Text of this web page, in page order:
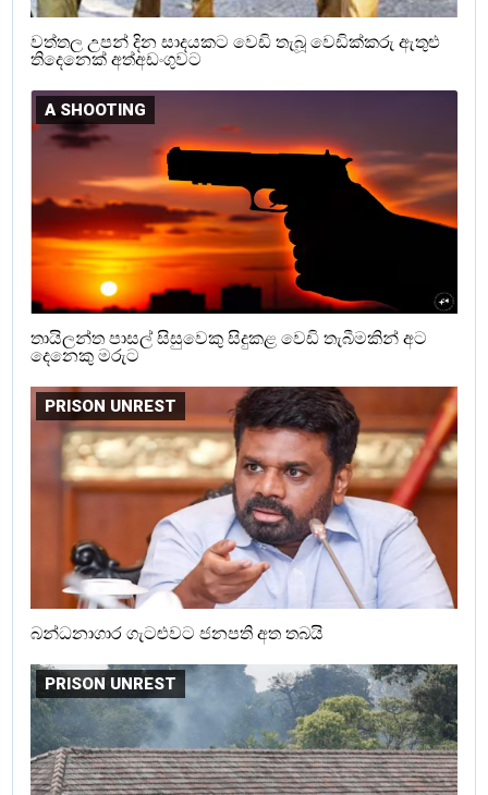
වත්තල උපන් දින සාදයකට වෙඩි තැබූ වෙඩික්කරු ඇතුළු
තිදෙනෙක් අත්අඩංගුවට
A SHOOTING
තායිලන්ත පාසල් සිසුවෙකු සිදුකළ වෙඩි තැබීමකින් අට
දෙනෙකු මරුට
PRISON UNREST
බන්ධනාගාර ගැටළුවට ජනපති අත තබයි
PRISON UNREST